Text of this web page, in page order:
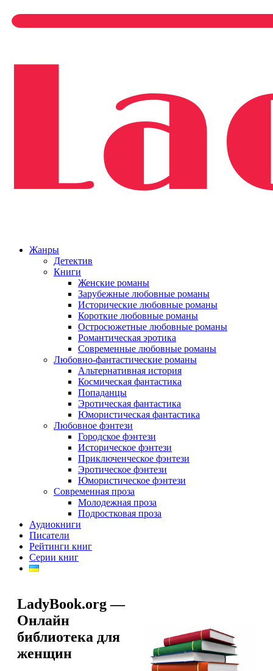
Жанры
Детектив
Книги
Женские романы
Зарубежные любовные романы
Исторические любовные романы
Короткие любовные романы
Остросюжетные любовные романы
Романтическая эротика
Современные любовные романы
Любовно-фантастические романы
Альтернативная история
Космическая фантастика
Попаданцы
Эротическая фантастика
Юмористическая фантастика
Любовное фэнтези
Городское фэнтези
Историческое фэнтези
Приключенческое фэнтези
Эротическое фэнтези
Юмористическое фэнтези
Современная проза
Молодежная проза
Подростковая проза
Аудиокниги
Писатели
Рейтинги книг
Серии книг
LadyBook.org —
Онлайн
библиотека для
женщин